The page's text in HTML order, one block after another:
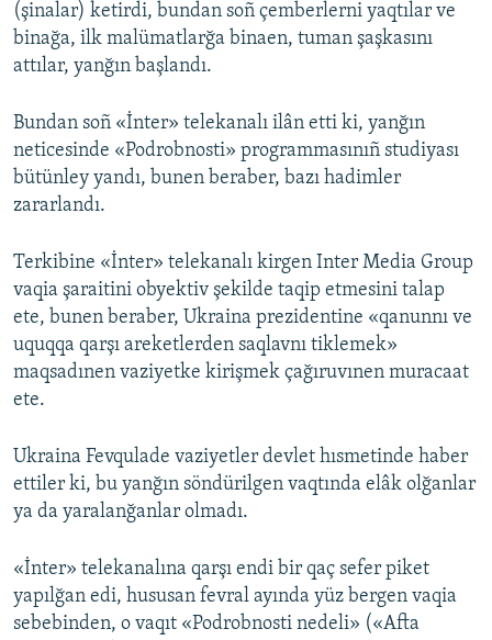
(şinalar) ketirdi, bundan soñ çemberlerni yaqtılar ve
binağa, ilk malümatlarğa binaen, tuman şaşkasını
attılar, yanğın başlandı.
Bundan soñ «İnter» telekanalı ilân etti ki, yanğın
neticesinde «Podrobnosti» programmasınıñ studiyası
bütünley yandı, bunen beraber, bazı hadimler
zararlandı.
Terkibine «İnter» telekanalı kirgen Inter Media Group
vaqia şaraitini obyektiv şekilde taqip etmesini talap
ete, bunen beraber, Ukraina prezidentine «qanunnı ve
uquqqa qarşı areketlerden saqlavnı tiklemek»
maqsadınen vaziyetke kirişmek çağıruvınen muracaat
ete.
Ukraina Fevqulade vaziyetler devlet hısmetinde haber
ettiler ki, bu yanğın söndürilgen vaqtında elâk olğanlar
ya da yaralanğanlar olmadı.
«İnter» telekanalına qarşı endi bir qaç sefer piket
yapılğan edi, hususan fevral ayında yüz bergen vaqia
sebebinden, o vaqıt «Podrobnosti nedeli» («Afta